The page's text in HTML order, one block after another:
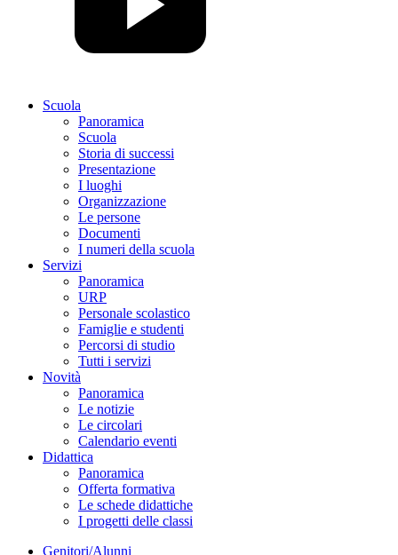
Scuola
Panoramica
Scuola
Storia di successi
Presentazione
I luoghi
Organizzazione
Le persone
Documenti
I numeri della scuola
Servizi
Panoramica
URP
Personale scolastico
Famiglie e studenti
Percorsi di studio
Tutti i servizi
Novità
Panoramica
Le notizie
Le circolari
Calendario eventi
Didattica
Panoramica
Offerta formativa
Le schede didattiche
I progetti delle classi
Genitori/Alunni